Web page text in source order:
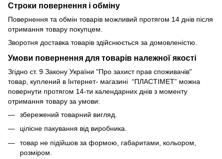
Строки повернення і обміну
Повернення та обмін товарів можливий протягом 14 днів після
отримання товару покупцем.
Зворотня доставка товарів здійснюється за домовленістю.
Умови повернення для товарів належної якості
Згідно ст. 9 Закону України "Про захист прав споживачів"
товар, куплений в Інтернет- магазині “ПЛАСТІМЕТ” можна
повернути протягом 14-ти календарних днів з моменту
отримання товару за умови:
збережений товарний вигляд.
цілісне пакування від виробника.
товар не підійшов за формою, габаритами, кольором,
розміром.